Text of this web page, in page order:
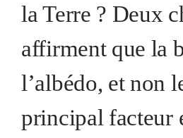
la Terre ? Deux
affirment que la
l’albédo, et non
principal facteur